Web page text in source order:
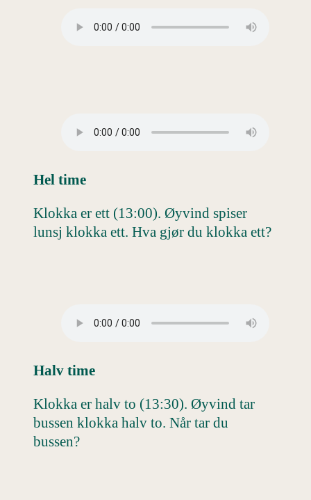
Hel time
Klokka er ett (13:00). Øyvind spiser
lunsj klokka ett. Hva gjør du klokka ett?
Halv time
Klokka er halv to (13:30). Øyvind tar
bussen klokka halv to. Når tar du
bussen?